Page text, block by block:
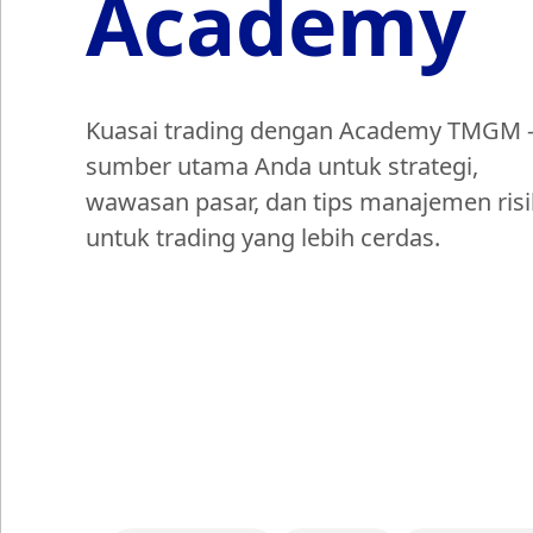
Academy
Kuasai trading dengan Academy TMGM
sumber utama Anda untuk strategi,
wawasan pasar, dan tips manajemen
untuk trading yang lebih cerdas.